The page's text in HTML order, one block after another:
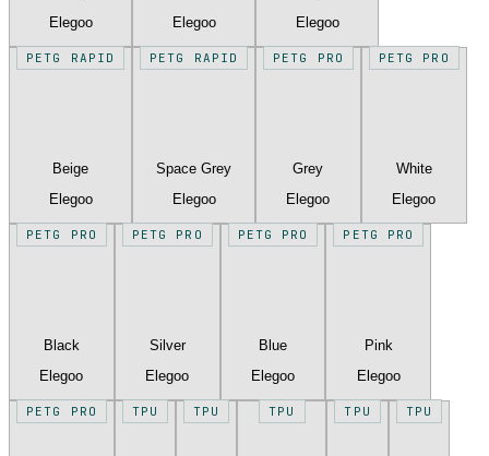
Elegoo
Elegoo
Elegoo
PETG RAPID
Beige
Elegoo
PETG RAPID
Space Grey
Elegoo
PETG PRO
Grey
Elegoo
PETG PRO
White
Elegoo
PETG PRO
Black
Elegoo
PETG PRO
Silver
Elegoo
PETG PRO
Blue
Elegoo
PETG PRO
Pink
Elegoo
PETG PRO TPU TPU TPU TPU TPU